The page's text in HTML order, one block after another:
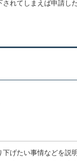
れてしまえば申請し
げたい事情などを説